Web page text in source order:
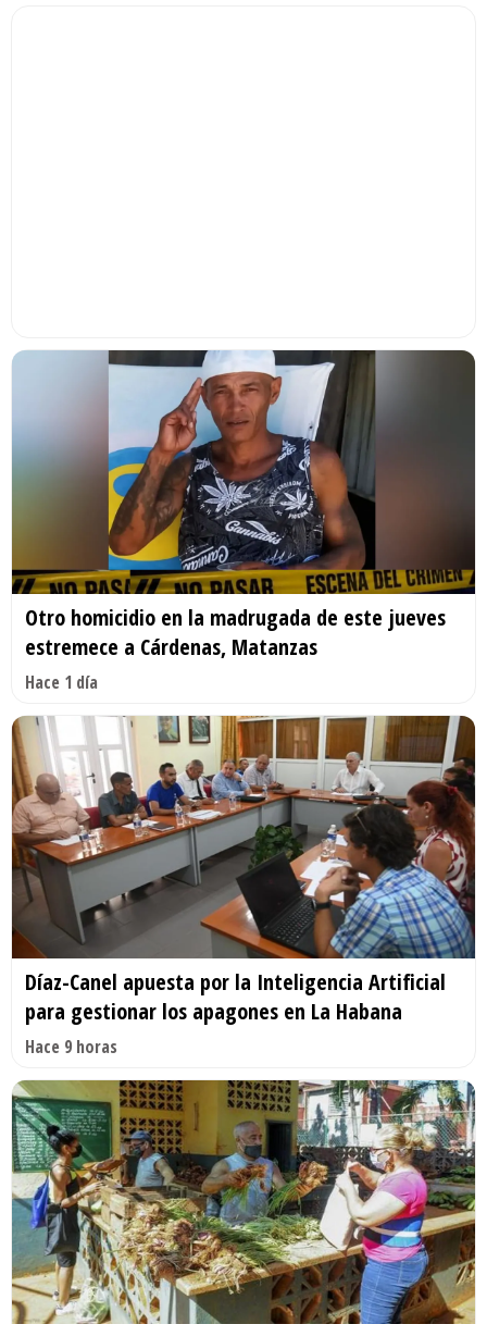
Otro homicidio en la madrugada de este jueves
estremece a Cárdenas, Matanzas
Hace 1 día
Díaz-Canel apuesta por la Inteligencia Artificial
para gestionar los apagones en La Habana
Hace 9 horas